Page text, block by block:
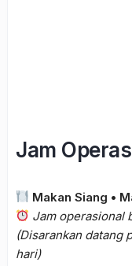
Jam
Makan Siang •
Jam operasional
(Disarankan datang
hari)